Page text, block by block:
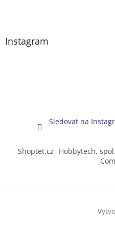
Instagram
Sledovat na
Shoptet.cz Hobbytech,